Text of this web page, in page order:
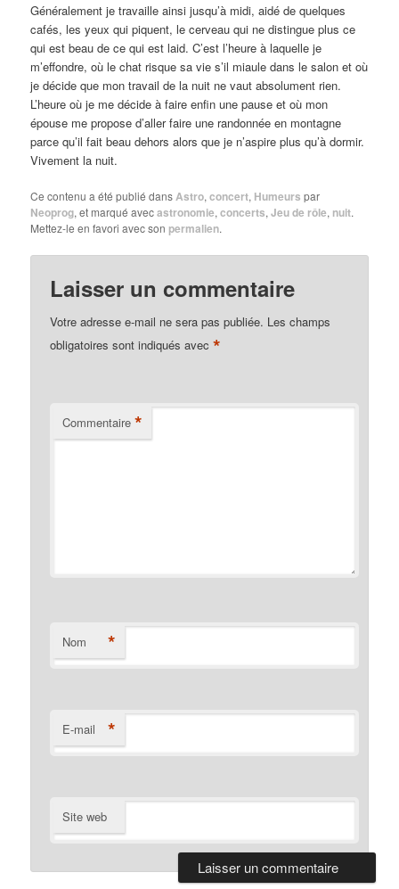
Généralement je travaille ainsi jusqu’à midi, aidé de quelques
cafés, les yeux qui piquent, le cerveau qui ne distingue plus ce
qui est beau de ce qui est laid. C’est l’heure à laquelle je
m’effondre, où le chat risque sa vie s’il miaule dans le salon et où
je décide que mon travail de la nuit ne vaut absolument rien.
L’heure où je me décide à faire enfin une pause et où mon
épouse me propose d’aller faire une randonnée en montagne
parce qu’il fait beau dehors alors que je n’aspire plus qu’à dormir.
Vivement la nuit.
Ce contenu a été publié dansAstro,concert, Humeurs par
Neoprog, et marqué avecastronomie,concerts,Jeu de rôle, nuit.
Mettez-le en favori avec son permalien.
Laisser un commentaire
Votre adresse e-mail ne sera pas publiée. Les champs
obligatoires sont indiqués avec*
Commentaire *
Nom *
E-mail *
Site web